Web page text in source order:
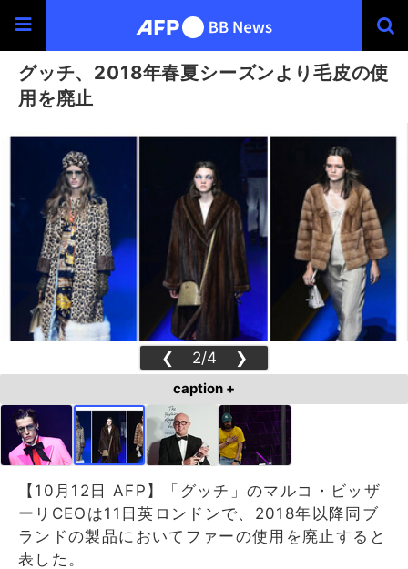
グッチ、2018年春夏シーズンより毛皮の使
用を廃止
❮ 2/4 ❯
caption +
【10月12日 AFP】「グッチ」のマルコ・ビッザ
ーリCEOは11日英ロンドンで、2018年以降同ブ
ランドの製品においてファーの使用を廃止すると
表した。